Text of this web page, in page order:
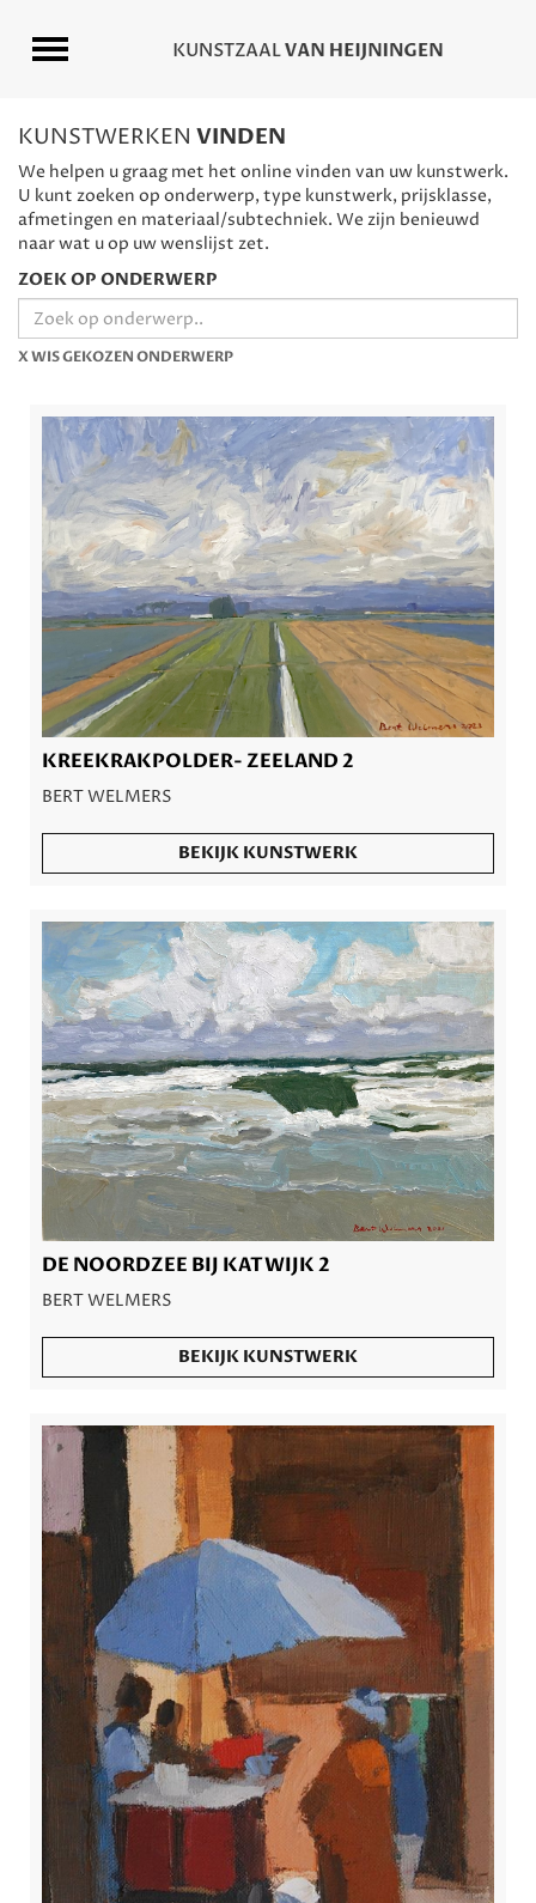
KUNSTWERKEN VINDEN
We helpen u graag met het online vinden van uw kunstwerk.
U kunt zoeken op onderwerp, type kunstwerk, prijsklasse,
afmetingen en materiaal/subtechniek. We zijn benieuwd
naar wat u op uw wenslijst zet.
ZOEK OP ONDERWERP
X WIS GEKOZEN ONDERWERP
KREEKRAKPOLDER- ZEELAND 2
BERT WELMERS
BEKIJK KUNSTWERK
DE NOORDZEE BIJ KATWIJK 2
BERT WELMERS
BEKIJK KUNSTWERK